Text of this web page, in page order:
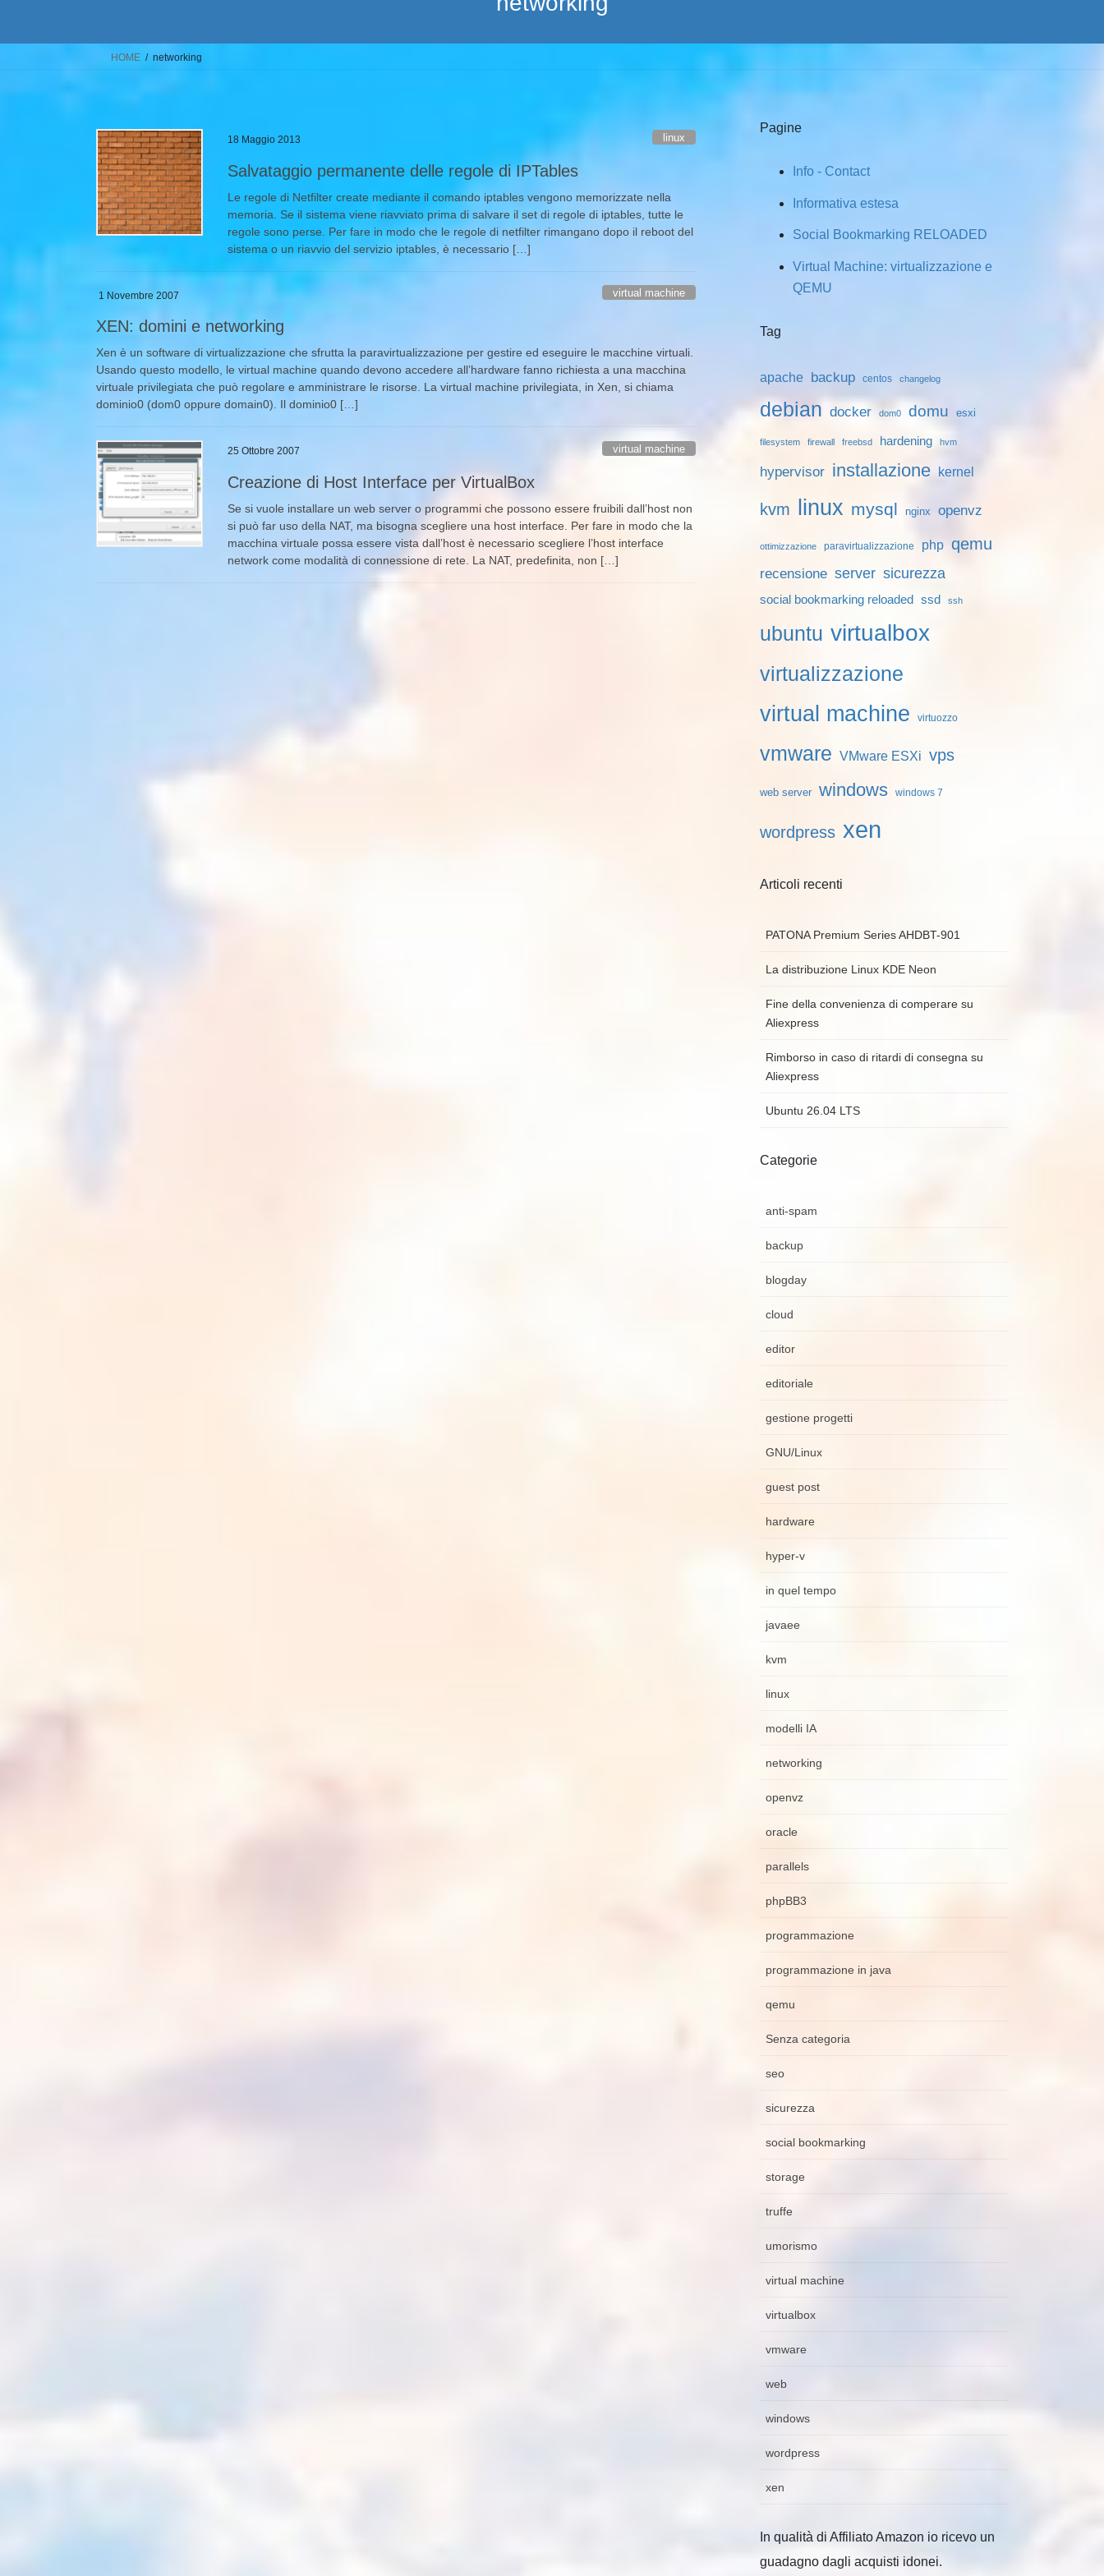
HOME networking
18 Maggio 2013 linux
Salvataggio permanente delle regole di IPTables
Le regole di Netfilter create mediante il comando iptables vengono memorizzate nella
memoria. Se il sistema viene riavviato prima di salvare il set di regole di iptables, tutte le
regole sono perse. Per fare in modo che le regole di netfilter rimangano dopo il reboot del
sistema o un riavvio del servizio iptables, è necessario […]
1 Novembre 2007 virtual machine
XEN: domini e networking
Xen è un software di virtualizzazione che sfrutta la paravirtualizzazione per gestire ed eseguire le macchine virtuali.
Usando questo modello, le virtual machine quando devono accedere all’hardware fanno richiesta a una macchina
virtuale privilegiata che può regolare e amministrare le risorse. La virtual machine privilegiata, in Xen, si chiama
dominio0 (dom0 oppure domain0). Il dominio0 […]
25 Ottobre 2007 virtual machine
Creazione di Host Interface per VirtualBox
Se si vuole installare un web server o programmi che possono essere fruibili dall’host non
si può far uso della NAT, ma bisogna scegliere una host interface. Per fare in modo che la
macchina virtuale possa essere vista dall’host è necessario scegliere l’host interface
network come modalità di connessione di rete. La NAT, predefinita, non […]
Pagine
Info - Contact
Informativa estesa
Social Bookmarking RELOADED
Virtual Machine: virtualizzazione e
QEMU
Tag
apache backup centos changelog
debian docker dom0 domu esxi
filesystem firewall freebsd hardening hvm
hypervisor installazione kernel
kvm linux mysql nginx openvz
ottimizzazione paravirtualizzazione php qemu
recensione server sicurezza
social bookmarking reloaded ssd ssh
ubuntu virtualbox
virtualizzazione
virtual machine virtuozzo
vmware VMware ESXi vps
web server windows windows 7
wordpress xen
Articoli recenti
PATONA Premium Series AHDBT-901
La distribuzione Linux KDE Neon
Fine della convenienza di comperare su
Aliexpress
Rimborso in caso di ritardi di consegna su
Aliexpress
Ubuntu 26.04 LTS
Categorie
anti-spam
backup
blogday
cloud
editor
editoriale
gestione progetti
GNU/Linux
guest post
hardware
hyper-v
in quel tempo
javaee
kvm
linux
modelli IA
networking
openvz
oracle
parallels
phpBB3
programmazione
programmazione in java
qemu
Senza categoria
seo
sicurezza
social bookmarking
storage
truffe
umorismo
virtual machine
virtualbox
vmware
web
windows
wordpress
xen
In qualità di Affiliato Amazon io ricevo un
guadagno dagli acquisti idonei.